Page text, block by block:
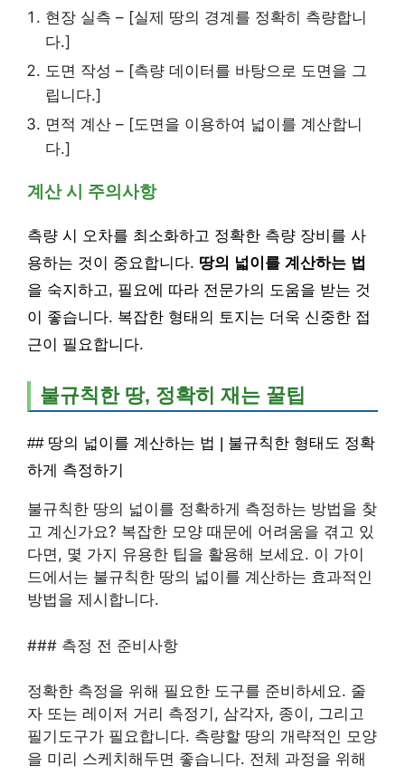
현장 실측 – [실제 땅의 경계를 정확히 측량합니
다.]
도면 작성 – [측량 데이터를 바탕으로 도면을 그
립니다.]
면적 계산 – [도면을 이용하여 넓이를 계산합니
다.]
계산 시 주의사항
측량 시 오차를 최소화하고 정확한 측량 장비를 사
용하는 것이 중요합니다. 땅의 넓이를 계산하는 법
을 숙지하고, 필요에 따라 전문가의 도움을 받는 것
이 좋습니다. 복잡한 형태의 토지는 더욱 신중한 접
근이 필요합니다.
불규칙한 땅, 정확히 재는 꿀팁
## 땅의 넓이를 계산하는 법 | 불규칙한 형태도 정확
하게 측정하기
불규칙한 땅의 넓이를 정확하게 측정하는 방법을 찾
고 계신가요? 복잡한 모양 때문에 어려움을 겪고 있
다면, 몇 가지 유용한 팁을 활용해 보세요. 이 가이
드에서는 불규칙한 땅의 넓이를 계산하는 효과적인
방법을 제시합니다.
### 측정 전 준비사항
정확한 측정을 위해 필요한 도구를 준비하세요. 줄
자 또는 레이저 거리 측정기, 삼각자, 종이, 그리고
필기도구가 필요합니다. 측량할 땅의 개략적인 모양
을 미리 스케치해두면 좋습니다. 전체 과정을 위해